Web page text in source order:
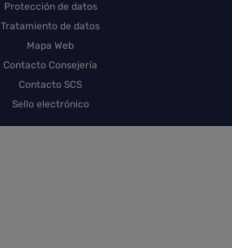
Protección de datos
Tratamiento de datos
Mapa Web
Contacto Consejería
Contacto SCS
Sello electrónico